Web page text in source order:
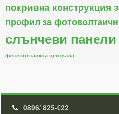
покривна конструкция
профил за
слънчеви панели
фотоволтаична централа
0896/ 825-022